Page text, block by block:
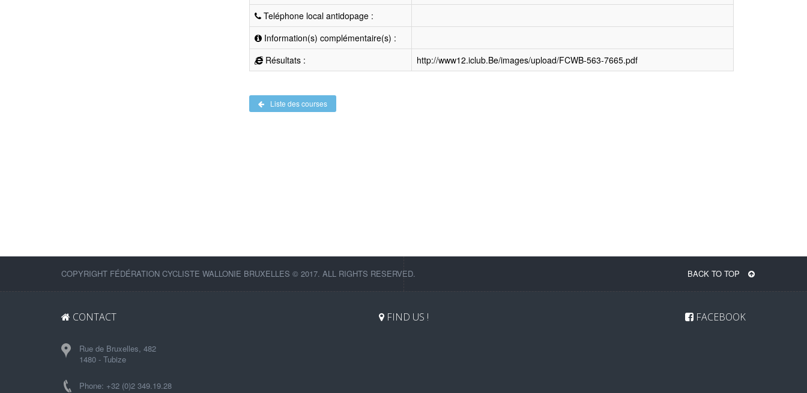
Teléphone local antidopage :
Information(s) complémentaire(s) :
Résultats :
http://www12.iclub.Be/images/upload/FCWB-563-7665.pdf
Liste des courses
COPYRIGHT FÉDÉRATION CYCLISTE WALLONIE BRUXELLES © 2017. ALL RIGHTS RESERVED. BACK TO TOP
CONTACT
Rue de Bruxelles, 482
1480 - Tubize
Phone: +32 (0)2 349.19.28
FIND US ! FACEBOOK